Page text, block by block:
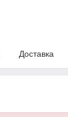
Доставка